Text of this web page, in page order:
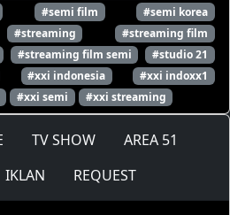
#semi film
#semi korea
#streaming
#streaming film
#streaming film semi
#studio 21
#xxi indonesia
#xxi indoxx1
#xxi semi #xxi streaming
TV SHOW
AREA 51
IKLAN REQUEST